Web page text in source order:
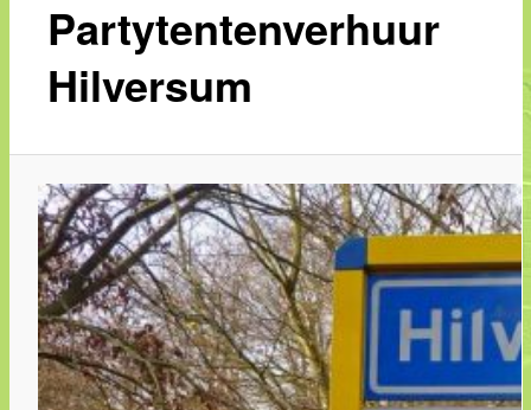
Partytentenverhuur
Hilversum